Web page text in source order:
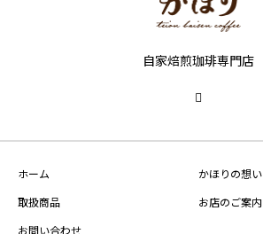
自家焙煎珈琲専門店
ホーム
かほりの想い
取扱商品
お店のご案内
お問い合わせ